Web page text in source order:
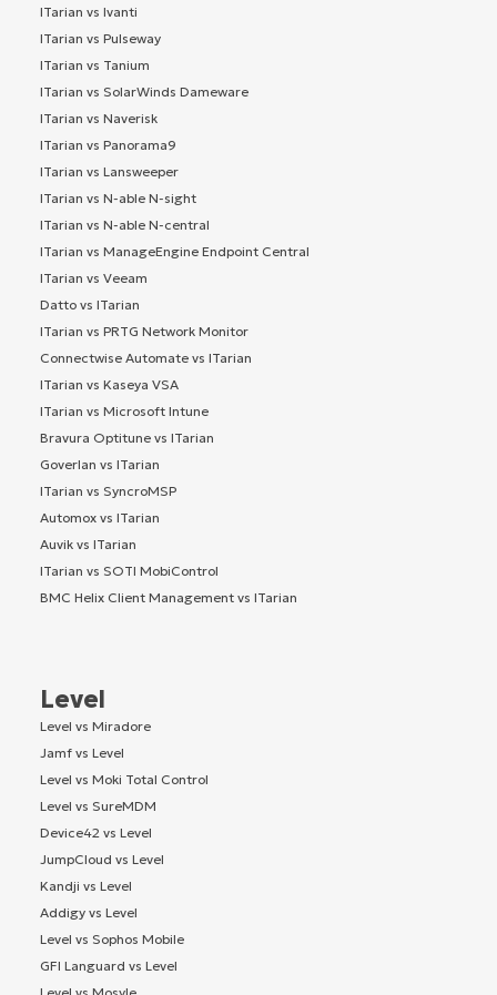
ITarian vs Ivanti
ITarian vs Pulseway
ITarian vs Tanium
ITarian vs SolarWinds Dameware
ITarian vs Naverisk
ITarian vs Panorama9
ITarian vs Lansweeper
ITarian vs N-able N-sight
ITarian vs N-able N-central
ITarian vs ManageEngine Endpoint Central
ITarian vs Veeam
Datto vs ITarian
ITarian vs PRTG Network Monitor
Connectwise Automate vs ITarian
ITarian vs Kaseya VSA
ITarian vs Microsoft Intune
Bravura Optitune vs ITarian
Goverlan vs ITarian
ITarian vs SyncroMSP
Automox vs ITarian
Auvik vs ITarian
ITarian vs SOTI MobiControl
BMC Helix Client Management vs ITarian
Level
Level vs Miradore
Jamf vs Level
Level vs Moki Total Control
Level vs SureMDM
Device42 vs Level
JumpCloud vs Level
Kandji vs Level
Addigy vs Level
Level vs Sophos Mobile
GFI Languard vs Level